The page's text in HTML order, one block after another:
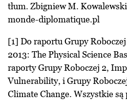
tłum. Zbigniew M. Kowalewski
monde-diplomatique.pl
[1] Do raportu Grupy
2013: The Physical Science
raporty Grupy Roboczej 2,
Vulnerability, i Grupy
Climate Change. Wszystkie